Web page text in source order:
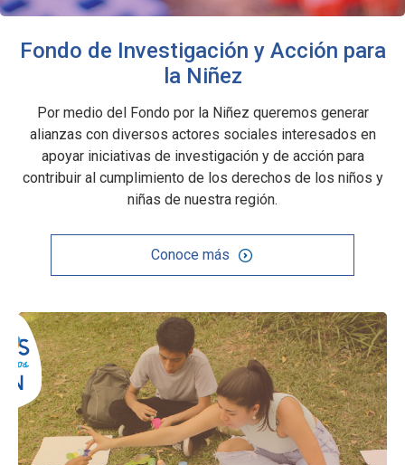
Fondo de Investigación y Acción para
la Niñez
Por medio del Fondo por la Niñez queremos generar
alianzas con diversos actores sociales interesados en
apoyar iniciativas de investigación y de acción para
contribuir al cumplimiento de los derechos de los niños y
niñas de nuestra región.
Conoce más